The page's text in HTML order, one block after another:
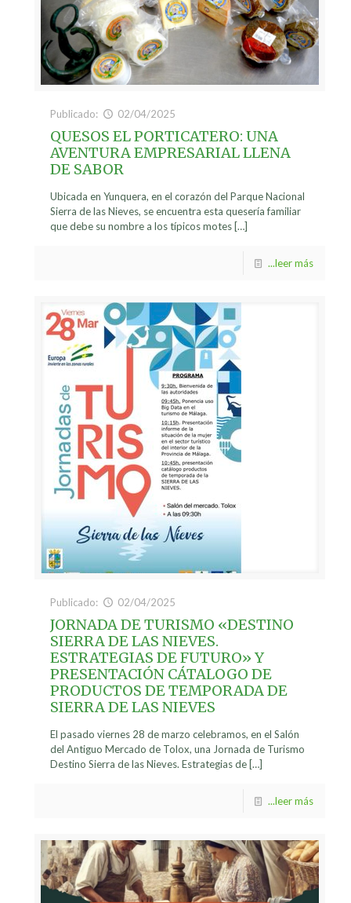
Publicado: 02/04/2025
QUESOS EL PORTICATERO: UNA
AVENTURA EMPRESARIAL LLENA
DE SABOR
Ubicada en Yunquera, en el corazón del Parque Nacional
Sierra de las Nieves, se encuentra esta quesería familiar
que debe su nombre a los típicos motes[…]
...leer más
Publicado: 02/04/2025
JORNADA DE TURISMO «DESTINO
SIERRA DE LAS NIEVES.
ESTRATEGIAS DE FUTURO» Y
PRESENTACIÓN CÁTALOGO DE
PRODUCTOS DE TEMPORADA DE
SIERRA DE LAS NIEVES
El pasado viernes 28 de marzo celebramos, en el Salón
del Antiguo Mercado de Tolox, una Jornada de Turismo
Destino Sierra de las Nieves. Estrategias de[…]
...leer más